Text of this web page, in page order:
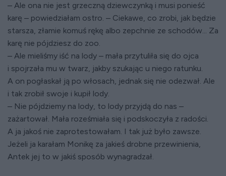
– Ale ona nie jest grzeczną dziewczynką i musi ponieść
karę – powiedziałam ostro. – Ciekawe, co zrobi, jak będzie
starsza, złamie komuś rękę albo zepchnie ze schodów... Za
karę nie pójdziesz do zoo.
– Ale mieliśmy iść na lody – mała przytuliła się do ojca
i spojrzała mu w twarz, jakby szukając u niego ratunku.
A on pogłaskał ją po włosach, jednak się nie odezwał. Ale
i tak zrobił swoje i kupił lody.
– Nie pójdziemy na lody, to lody przyjdą do nas –
zażartował. Mała roześmiała się i podskoczyła z radości.
A ja jakoś nie zaprotestowałam. I tak już było zawsze.
Jeżeli ja karałam Monikę za jakieś drobne przewinienia,
Antek jej to w jakiś sposób wynagradzał.